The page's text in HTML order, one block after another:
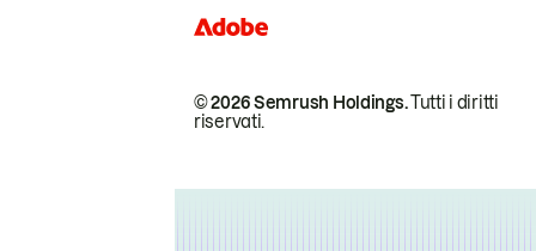
© 2026 Semrush Holdings.Tutti i diritti
riservati.